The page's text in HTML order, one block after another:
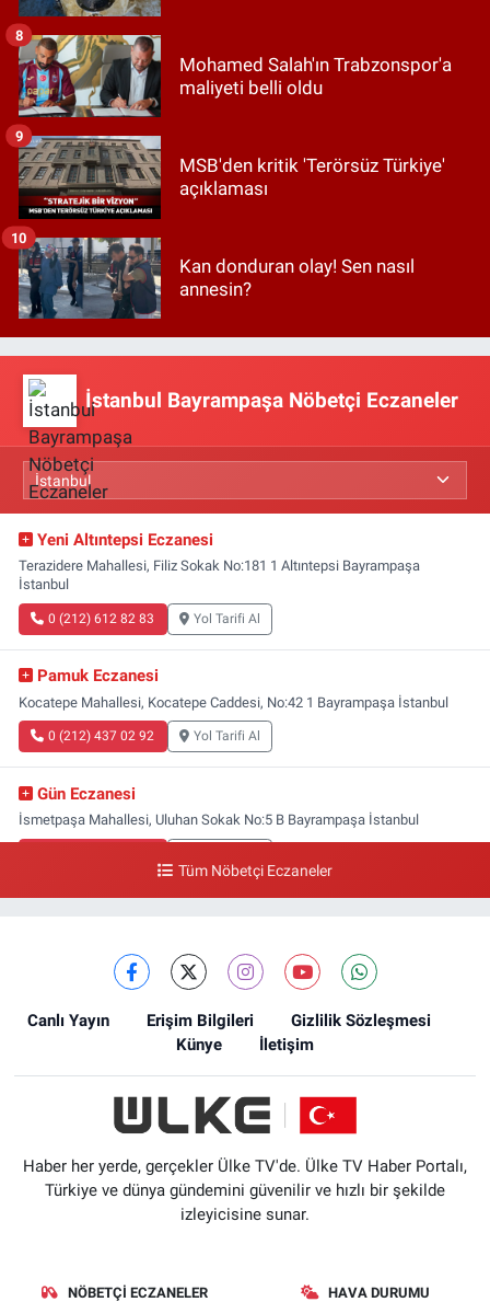
Mohamed Salah'ın Trabzonspor'a
maliyeti belli oldu
8
MSB'den kritik 'Terörsüz Türkiye'
açıklaması
9
Kan donduran olay! Sen nasıl
annesin?
10
İstanbul Bayrampaşa Nöbetçi Eczaneler
Yeni Altıntepsi Eczanesi
Terazidere Mahallesi, Filiz Sokak No:181 1 Altıntepsi Bayrampaşa
İstanbul
0 (212) 612 82 83 Yol Tarifi Al
Pamuk Eczanesi
Kocatepe Mahallesi, Kocatepe Caddesi, No:42 1 Bayrampaşa İstanbul
0 (212) 437 02 92 Yol Tarifi Al
Gün Eczanesi
İsmetpaşa Mahallesi, Uluhan Sokak No:5 B Bayrampaşa İstanbul
0 (212) 640 11 57 Yol Tarifi Al
Tüm Nöbetçi Eczaneler
Canlı Yayın Erişim Bilgileri
Gizlilik Sözleşmesi
Künye
İletişim
Haber her yerde, gerçekler Ülke TV'de. Ülke TV Haber Portalı,
Türkiye ve dünya gündemini güvenilir ve hızlı bir şekilde
izleyicisine sunar.
NÖBETÇI ECZANELER HAVA DURUMU